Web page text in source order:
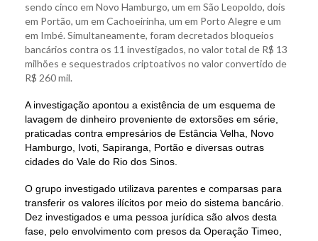
sendo cinco em Novo Hamburgo, um em São Leopoldo, dois
em Portão, um em Cachoeirinha, um em Porto Alegre e um
em Imbé. Simultaneamente, foram decretados bloqueios
bancários contra os 11 investigados, no valor total de R$ 13
milhões e sequestrados criptoativos no valor convertido de
R$ 260 mil.
A investigação apontou a existência de um esquema de
lavagem de dinheiro proveniente de extorsões em série,
praticadas contra empresários de Estância Velha, Novo
Hamburgo, Ivoti, Sapiranga, Portão e diversas outras
cidades do Vale do Rio dos Sinos.
O grupo investigado utilizava parentes e comparsas para
transferir os valores ilícitos por meio do sistema bancário.
Dez investigados e uma pessoa jurídica são alvos desta
fase, pelo envolvimento com presos da Operação Timeo,